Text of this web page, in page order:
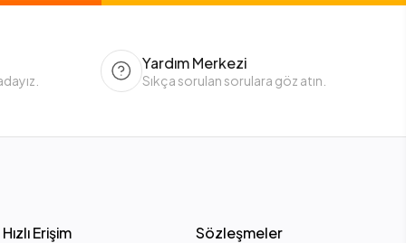
Yardım Merkezi
Sıkça sorulan sorulara göz atın.
Hızlı Erişim Sözleşmeler